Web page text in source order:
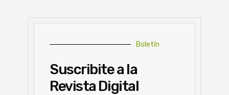
Boletín
Suscribite a la
Revista Digital